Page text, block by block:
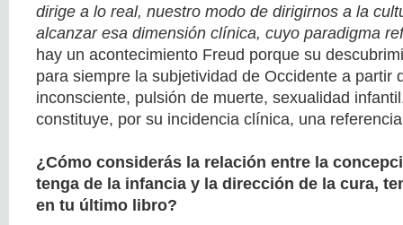
dirige a lo real, nuestro modo de dirigirnos a la
alcanzar esa dimensión clínica, cuyo paradigma
hay un acontecimiento Freud porque su
para siempre la subjetividad de Occidente a partir
inconsciente, pulsión de muerte, sexualidad
constituye, por su incidencia clínica, una
¿Cómo considerás la relación entre la
tenga de la infancia y la dirección de la cura,
en tu último libro?